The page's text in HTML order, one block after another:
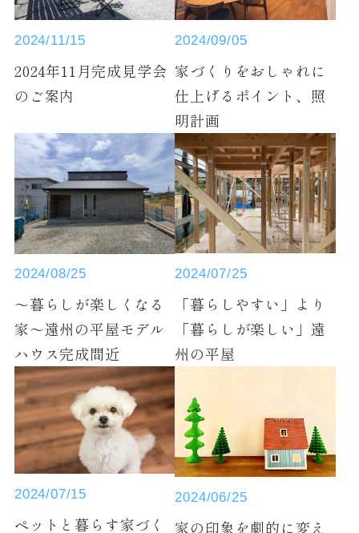
2024/11/15
2024年11月完成見学会
のご案内
2024/09/05
家づくりをおしゃれに
仕上げるポイント、照
明計画
2024/08/25
～暮らしが楽しくなる
家～遠州の平屋モデル
ハウス完成間近
2024/07/25
「暮らしやすい」より
「暮らしが楽しい」遠
州の平屋
2024/07/15
ペットと暮らす家づく
2024/06/25
家の印象を劇的に変え